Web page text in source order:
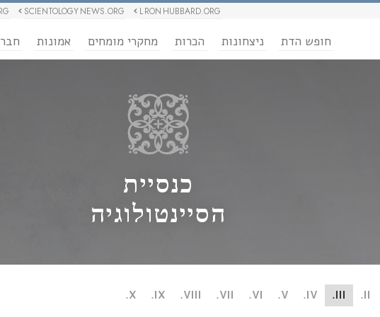
L RON HUBBARD.ORG
SCIENTOLOGY NEWS.ORG
חופש הדת ניצחונות הכרות מחקרי מומחים אמונות
כנסיית
הסיינטולוגיה
II.
III.
IV.
V.
VI.
VII.
VIII.
IX.
X.